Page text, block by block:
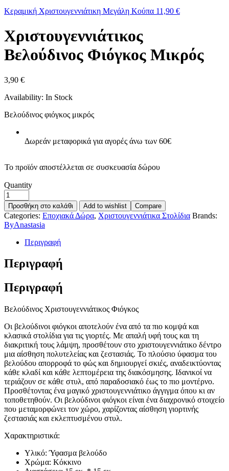
Κεραμική Χριστουγεννιάτικη Μεγάλη Κούπα 11,90 €
Χριστουγεννιάτικος
Βελούδινος Φιόγκος Μικρός
3,90 €
Availability: In Stock
Βελούδινος φιόγκος μικρός
Δωρεάν μεταφορικά για αγορές άνω των 60€
Το προϊόν αποστέλλεται σε συσκευασία δώρου
Quantity
Προσθήκη στο καλάθι Add to wishlist Compare
Categories: Εποχιακά Δώρα, Χριστουγεννιάτικα Στολίδια Brands:
ByAnastasia
Περιγραφή
Περιγραφή
Περιγραφή
Βελούδινος Χριστουγεννιάτικος Φιόγκος
Οι βελούδινοι φιόγκοι αποτελούν ένα από τα πιο κομψά και
κλασικά στολίδια για τις γιορτές. Με απαλή υφή τους και τη
διακριτική τους λάμψη, προσθέτουν στο χριστουγεννιάτικο δέντρο
μια αίσθηση πολυτελείας και ζεστασιάς. Το πλούσιο ύφασμα του
βελούδου απορροφά το φώς και δημιουργεί σκιές, αναδεικτύοντας
κάθε κλαδί και κάθε λεπτομέρεια της διακόσμησης. Ιδανικοί να
τεριάζουν σε κάθε στυλ, από παραδοσιακό έως το πιο μοντέρνο.
Προσθέτοντας ένα μαγικό χριστουγεννιάτικο άγγιγμα όπου κι αν
τοποθετηθούν. Οι βελούδινοι φιόγκοι είναι ένα διαχρονικό στοιχείο
που μεταμορφώνει τον χώρο, χαρίζοντας αίσθηση γιορτινής
ζεστασιάς και εκλεπτυσμένου στυλ.
Χαρακτηριστικά:
Υλικό: Ύφασμα βελούδο
Χρώμα: Κόκκινο